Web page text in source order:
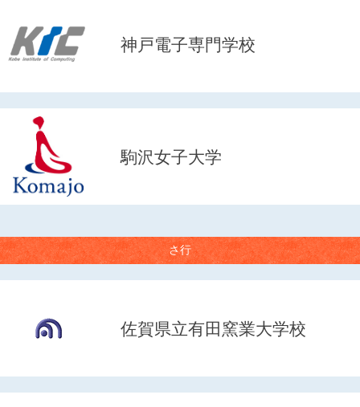
神戸電子専門学校
駒沢女子大学
さ行
佐賀県立有田窯業大学校